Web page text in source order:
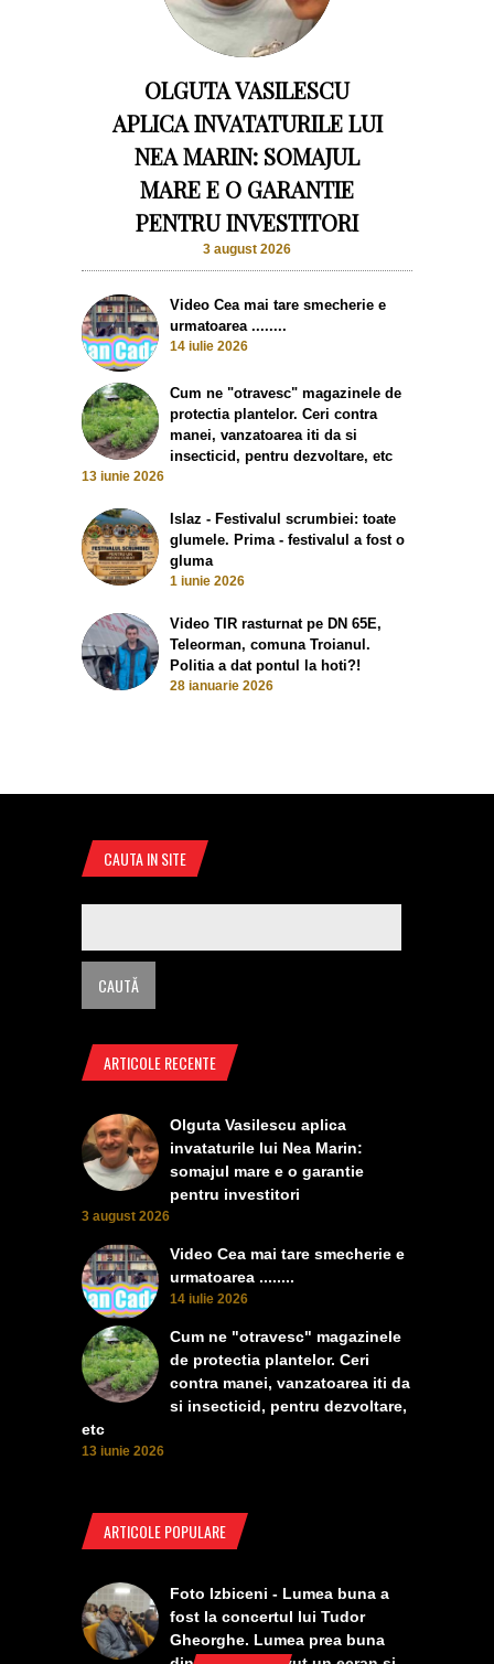
OLGUTA VASILESCU
APLICA INVATATURILE LUI
NEA MARIN: SOMAJUL
MARE E O GARANTIE
PENTRU INVESTITORI
3 august 2026
Video Cea mai tare smecherie e
urmatoarea ........
14 iulie 2026
Cum ne "otravesc" magazinele de
protectia plantelor. Ceri contra
manei, vanzatoarea iti da si
insecticid, pentru dezvoltare, etc
13 iunie 2026
Islaz - Festivalul scrumbiei: toate
glumele. Prima - festivalul a fost o
gluma
1 iunie 2026
Video TIR rasturnat pe DN 65E,
Teleorman, comuna Troianul.
Politia a dat pontul la hoti?!
28 ianuarie 2026
CAUTA IN SITE
ARTICOLE RECENTE
Olguta Vasilescu aplica
invataturile lui Nea Marin:
somajul mare e o garantie
pentru investitori
3 august 2026
Video Cea mai tare smecherie e
urmatoarea ........
14 iulie 2026
Cum ne "otravesc" magazinele
de protectia plantelor. Ceri
contra manei, vanzatoarea iti da
si insecticid, pentru dezvoltare,
etc
13 iunie 2026
ARTICOLE POPULARE
Foto Izbiceni - Lumea buna a
fost la concertul lui Tudor
Gheorghe. Lumea prea buna